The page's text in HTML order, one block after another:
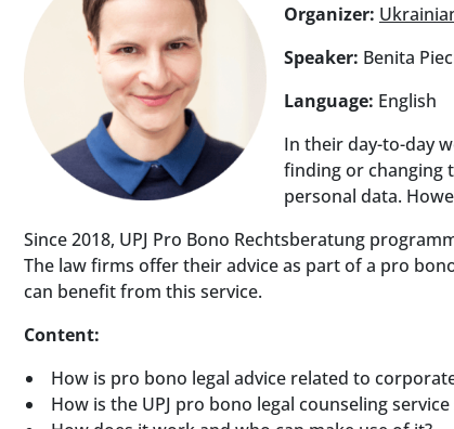
Organizer:
Speaker: Benita
Language: English
In their day-to-day
finding or changing
personal data.
Since 2018, UPJ Pro Bono Rechtsberatung
The law firms offer their advice as part of a pro
can benefit from this service.
Content:
How is pro bono legal advice related to
How is the UPJ pro bono legal counseling